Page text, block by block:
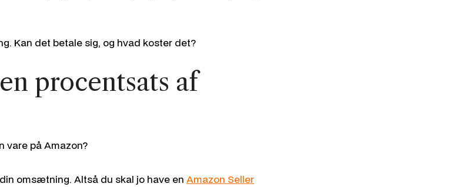
Kan det betale sig, og hvad koster det?
procentsats af
vare på Amazon?
omsætning. Altså du skal jo have en Amazon Seller